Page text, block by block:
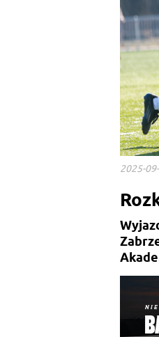
2025-